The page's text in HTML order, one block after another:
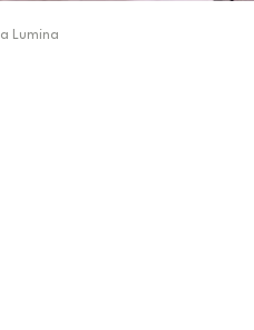
Lumina